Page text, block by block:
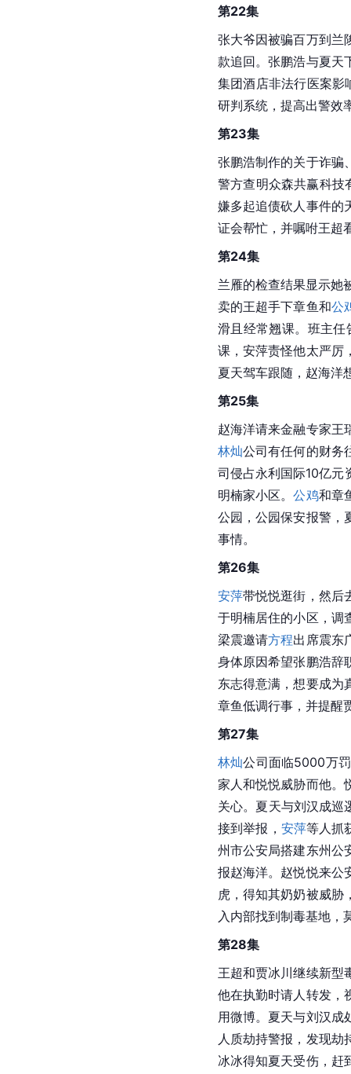
第22集
张大爷因被骗百万到兰
款追回。张鹏浩与夏天
集团酒店非法行医案影
研判系统，提高出警效
第23集
张鹏浩制作的关于诈骗
警方查明众森共赢科技
嫌多起追债砍人事件的
证会帮忙，并嘱咐王超
第24集
兰雁的检查结果显示她
卖的王超手下章鱼和公
滑且经常翘课。班主任
课，安萍责怪他太严厉
夏天驾车跟随，赵海洋
第25集
赵海洋请来金融专家王
林灿公司有任何的财务
司侵占永利国际10亿元
明楠家小区。公鸡和章
公园，公园保安报警，
事情。
第26集
安萍带悦悦逛街，然后
于明楠居住的小区，调
梁震邀请方程出席震东
身体原因希望张鹏浩辞
东志得意满，想要成为
章鱼低调行事，并提醒
第27集
林灿公司面临5000万
家人和悦悦威胁而他。
关心。夏天与刘汉成巡
接到举报， 安萍等人抓
州市公安局搭建东州公
报赵海洋。赵悦悦来公
虎，得知其奶奶被威胁
入内部找到制毒基地，
第28集
王超和贾冰川继续新型
他在执勤时请人转发，
用微博。夏天与刘汉成
人质劫持警报，发现劫
冰冰得知夏天受伤，赶